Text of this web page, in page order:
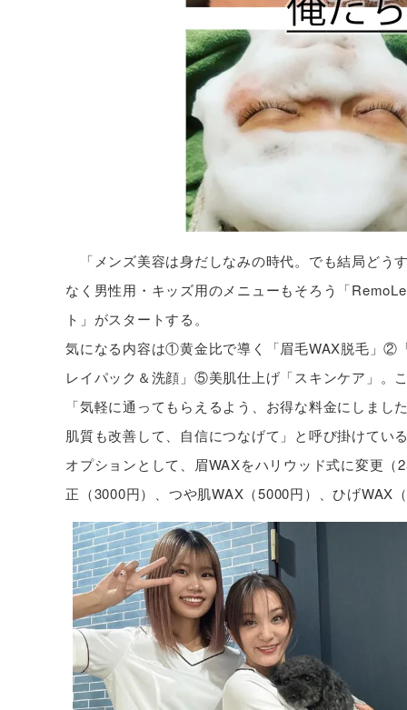
「メンズ美容は身だしなみの時代。でも結局どう
なく男性用・キッズ用のメニューもそろう「
ト」がスタートする。
気になる内容は①黄金比で導く「眉毛WAX脱毛」
レイパック＆洗顔」⑤美肌仕上げ「スキンケア」。
「気軽に通ってもらえるよう、お得な料金にしま
肌質も改善して、自信につなげて」と呼び掛けてい
オプションとして、眉WAXをハリウッド式に変更
正（3000円）、つや肌WAX（5000円）、ひげWAX